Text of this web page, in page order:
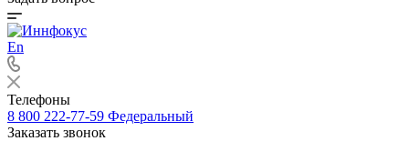
En
Телефоны
8 800 222-77-59 Федеральный
Заказать звонок